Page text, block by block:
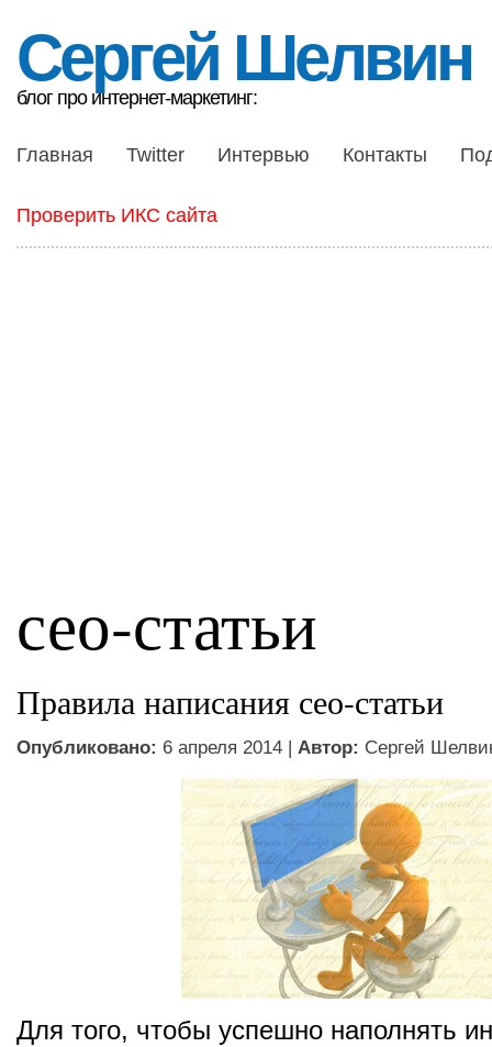
Сергей Шелвин
блог про интернет-маркетинг:
Главная Twitter Интервью Контакты
Проверить ИКС сайта
сео-статьи
Правила написания сео-статьи
Опубликовано: 6 апреля 2014 | Автор: Сергей
Для того, чтобы успешно наполнять